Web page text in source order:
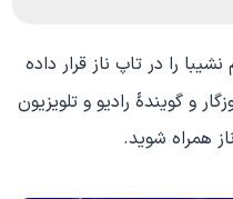
را در تاپ ناز قرار داده
و گویندهٔ رادیو و تلویزیون
همراه شوید.